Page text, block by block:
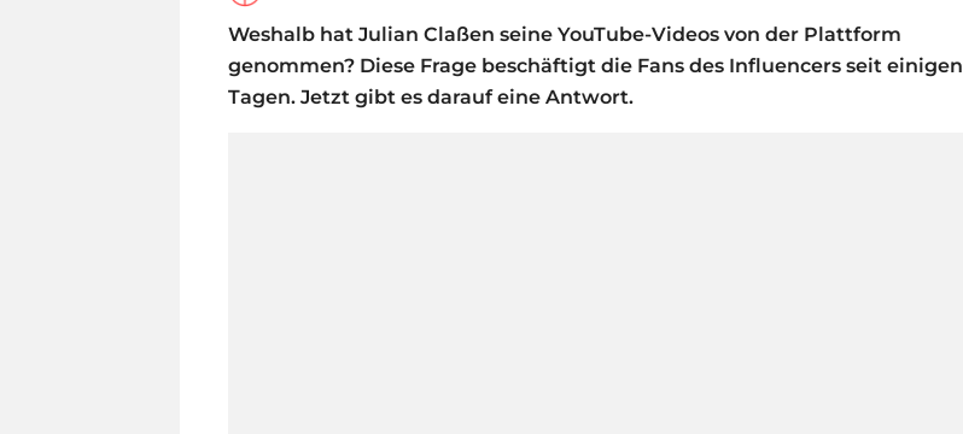
Weshalb hat Julian Claßen seine YouTube-Videos von der Plattform
genommen? Diese Frage beschäftigt die Fans des Influencers seit einigen
Tagen. Jetzt gibt es darauf eine Antwort.